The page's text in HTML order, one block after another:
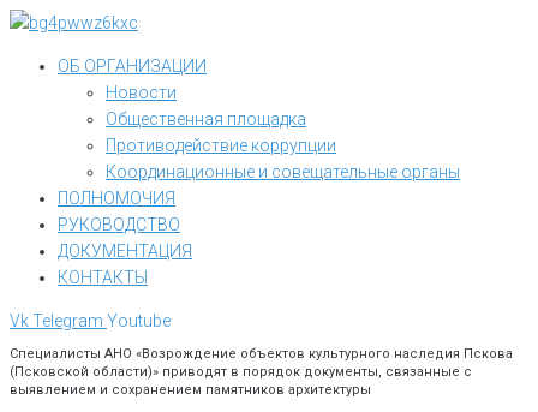
Перейти
контентуОБ ОРГАНИЗАЦИИ
Новости
Общественная площадка
Противодействие коррупции
Координационные и совещательные органы
ПОЛНОМОЧИЯ
РУКОВОДСТВО
ДОКУМЕНТАЦИЯ
КОНТАКТЫ
VkTelegram Youtube
Специалисты АНО «Возрождение объектов культурного наследия Пскова
(Псковской области)» приводят в порядок документы, связанные с
выявлением и сохранением памятников архитектуры